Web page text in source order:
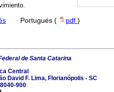
· Portugués ( pdf )
de Santa Catarina
Central
David F. Lima, Florianópolis - SC
900